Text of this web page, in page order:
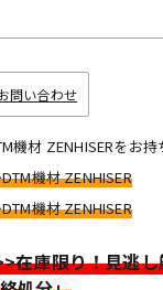
問い合わせ
機材 ZENHISERをお持
機材 ZENHISER
機材 ZENHISER
在庫限り！見逃